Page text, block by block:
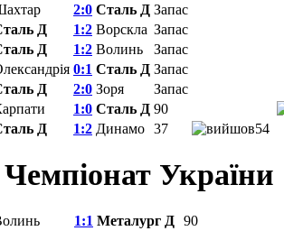
2:0 Сталь Д Запас
Д 1:2 Ворскла Запас
Д 1:2 Волинь
Запас
0:1 Сталь Д Запас
Д 2:0 Зоря
Запас
1:0 Сталь Д 90
Д 1:2 Динамо 37 54
України
1:1 Металург Д 90